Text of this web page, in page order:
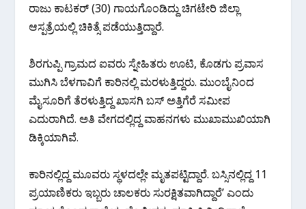
ರಾಜು ಕಾಟಕರ್ (30) ಗಾಯಗೊಂಡಿದ್ದು ಚಿಗಟೇರಿ ಜಿಲ್ಲಾ
ಆಸ್ಪತ್ರೆಯಲ್ಲಿ ಚಿಕಿತ್ಸೆ ಪಡೆಯುತ್ತಿದ್ದಾರೆ.
ಶಿರಗುಪ್ಪಿ ಗ್ರಾಮದ ಐವರು ಸ್ನೇಹಿತರು ಊಟಿ, ಕೊಡಗು ಪ್ರವಾಸ
ಮುಗಿಸಿ ಬೆಳಗಾವಿಗೆ ಕಾರಿನಲ್ಲಿ ಮರಳುತ್ತಿದ್ದರು. ಮುಂಬೈನಿಂದ
ಮೈಸೂರಿಗೆ ತೆರಳುತ್ತಿದ್ದ ಖಾಸಗಿ ಬಸ್ ಅತ್ತಿಗೆರೆ ಸಮೀಪ
ಎದುರಾಗಿದೆ. ಅತಿ ವೇಗದಲ್ಲಿದ್ದ ವಾಹನಗಳು ಮುಖಾಮುಖಿಯಾಗಿ
ಡಿಕ್ಕಿಯಾಗಿವೆ.
ಕಾರಿನಲ್ಲಿದ್ದ ಮೂವರು ಸ್ಥಳದಲ್ಲೇ ಮೃತಪಟ್ಟಿದ್ದಾರೆ. ಬಸ್ಸಿನಲ್ಲಿದ್ದ 11
ಪ್ರಯಾಣಿಕರು ಇಬ್ಬರು ಚಾಲಕರು ಸುರಕ್ಷಿತವಾಗಿದ್ದಾರೆ’ ಎಂದು